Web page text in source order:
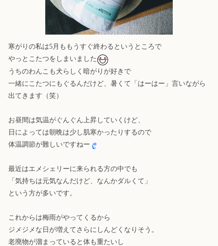
寒がりの私は5月ももうすぐ終わるというところで
やっとこたつをしまいました
うちのわんこも犬らしく暗がりが好きで
一緒にこたつにもぐるんだけど、暑くて「はーはー」言いながら
出てきます（笑）
お昼間は気温がぐんぐん上昇していくけど、
日によっては朝晩は少し肌寒かったりするので
体温調節が難しいですねー
最近はエメシェリーに来られる方の中でも
「気持ちは元気なんだけど、なんかダルくて」
という方が多いです。
これからは梅雨がやってくるから
ジメジメな日が増えてさらにしんどくなりそう。
老廃物が溜まっていると体も重たいし